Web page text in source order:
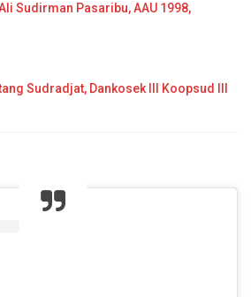
Sudirman Pasaribu, AAU 1998,
Sudradjat, Dankosek III Koopsud III